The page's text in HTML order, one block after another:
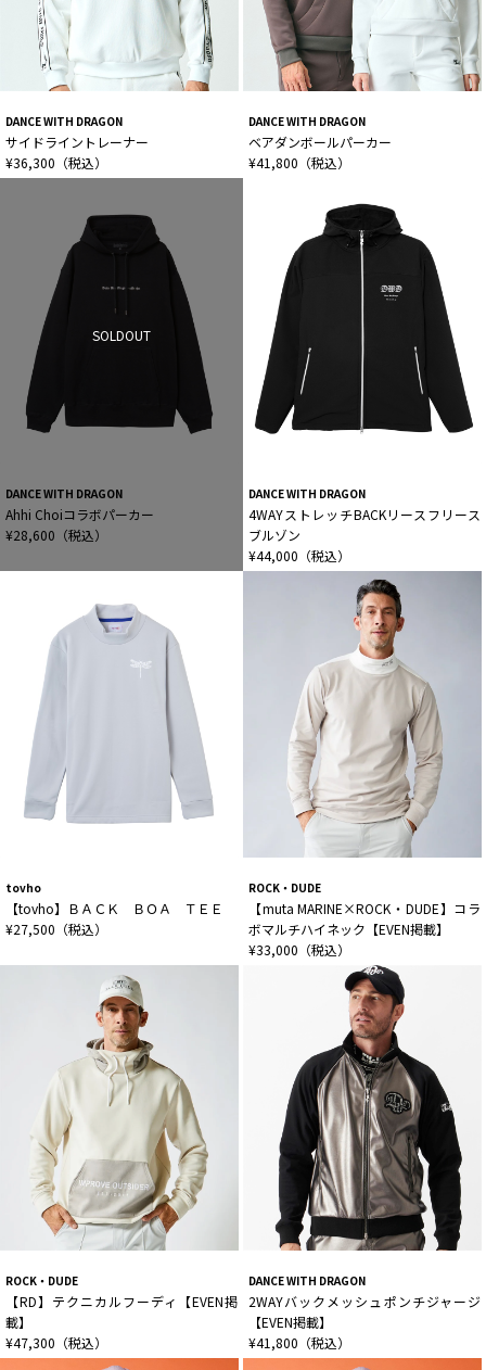
DANCE WITH DRAGON
サイドライントレーナー
¥36,300（税込）
DANCE WITH DRAGON
ベアダンボールパーカー
¥41,800（税込）
DANCE WITH DRAGON
SOLDOUT
Ahhi Choiコラボパーカー
¥28,600（税込）
DANCE WITH DRAGON
4WAYストレッチBACKリースフリース
ブルゾン
¥44,000（税込）
tovho
【tovho】ＢＡＣＫ ＢＯＡ ＴＥＥ
¥27,500（税込）
ROCK・DUDE
【muta MARINE×ROCK・DUDE】コラ
ボマルチハイネック【EVEN掲載】
¥33,000（税込）
ROCK・DUDE
【RD】テクニカルフーディ【EVEN掲
載】
¥47,300（税込）
DANCE WITH DRAGON
2WAYバックメッシュポンチジャージ
【EVEN掲載】
¥41,800（税込）